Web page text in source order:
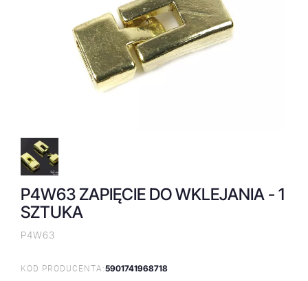
P4W63 ZAPIĘCIE DO WKLEJANIA - 1
SZTUKA
P4W63
KOD PRODUCENTA:5901741968718